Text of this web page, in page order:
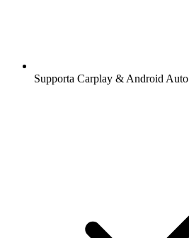
Supporta Carplay & Android Auto